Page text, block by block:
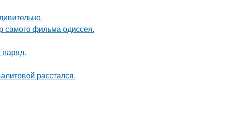
самого фильма одиссея.
наряд.
расстался.